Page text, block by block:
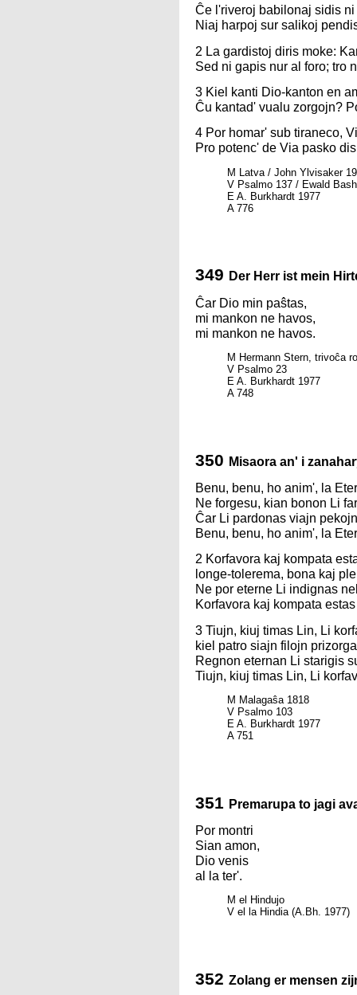
Ĉe l'riveroj babilonaj sidis
Niaj harpoj sur salikoj
2 La gardistoj diris moke:
Sed ni gapis nur al foro; tro
3 Kiel kanti Dio-kanton en
Ĉu kantad' vualu zorgojn?
4 Por homar' sub tiraneco,
Pro potenc' de Via pasko
M Latva / John Ylvisaker
V Psalmo 137 / Ewald
E A. Burkhardt 1977
A 776
349 Der Herr ist mein
Ĉar Dio min paŝtas,
mi mankon ne havos,
mi mankon ne havos.
M Hermann Stern, trivoĉa
V Psalmo 23
E A. Burkhardt 1977
A 748
350 Misaora an' i
Benu, benu, ho anim', la
Ne forgesu, kian bonon Li
Ĉar Li pardonas viajn
Benu, benu, ho anim', la
2 Korfavora kaj kompata
longe-tolerema, bona kaj
Ne por eterne Li indignas
Korfavora kaj kompata
3 Tiujn, kiuj timas Lin, Li
kiel patro siajn filojn
Regnon eternan Li starigis
Tiujn, kiuj timas Lin, Li
M Malagaŝa 1818
V Psalmo 103
E A. Burkhardt 1977
A 751
351 Premarupa to jagi
Por montri
Sian amon,
Dio venis
al la ter'.
M el Hindujo
V el la Hindia (A.Bh. 1977)
352 Zolang er mensen